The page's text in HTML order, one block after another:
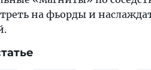
на фьорды и